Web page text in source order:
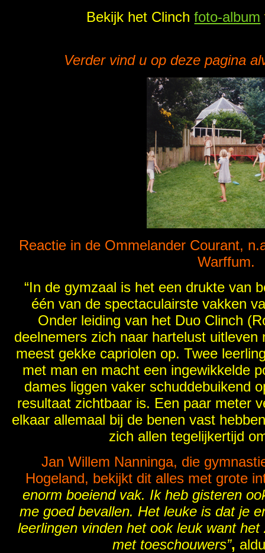
Bekijk het Clinchfoto-album
Verder vind u op deze pagina
Reactie in de Ommelander Courant,
Warffum.
“In de gymzaal is het een drukte van
één van de spectaculairste vakken
Onder leiding van het Duo Clinch
deelnemers zich naar hartelust
meest gekke capriolen op. Twee
met man en macht een ingewikkelde
dames liggen vaker schuddebuikend
resultaat zichtbaar is. Een paar meter
elkaar allemaal bij de benen vast
zich allen tegelijkertijd
Jan Willem Nanninga, die
Hogeland, bekijkt dit alles met grote
enorm boeiend vak. Ik heb gisteren
me goed bevallen. Het leuke is dat je
leerlingen vinden het ook leuk want
met toeschouwers”,